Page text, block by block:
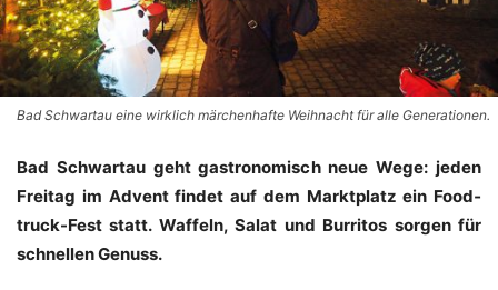
Bad Schwartau eine wirklich märchenhafte Weihnacht für alle Generationen.
Bad Schwar­tau geht gas­tro­no­misch neue Wege: jeden
Frei­tag im Advent fin­det auf dem Markt­platz ein Food­
truck-Fest statt. Waf­feln, Salat und Bur­ri­tos sor­gen für
schnel­len Genuss.